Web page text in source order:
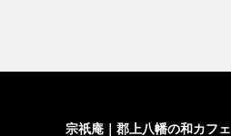
宗祇庵｜郡上八幡の和カフェ